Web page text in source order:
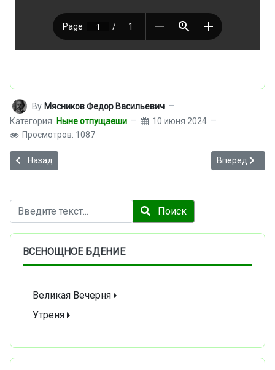
By Мясников Федор Васильевич
Категория: Ныне отпущаеши
10 июня 2024
Просмотров: 1087
Предыдущий: Ныне отпущаеши. Ковальджи №11
Назад Следующий:
Вперед
Поиск Поиск
ВСЕНОЩНОЕ БДЕНИЕ
Великая Вечерня
Утреня